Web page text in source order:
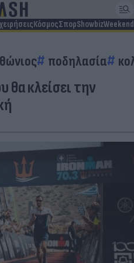
ΚόσμοςΣπορShowbizWeekend
ποδηλασία
θα κλείσει την